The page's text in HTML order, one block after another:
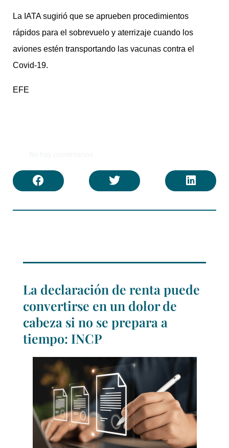
La IATA sugirió que se aprueben procedimientos
rápidos para el sobrevuelo y aterrizaje cuando los
aviones estén transportando las vacunas contra el
Covid-19.
EFE
La declaración de renta puede
convertirse en un dolor de
cabeza si no se prepara a
tiempo: INCP